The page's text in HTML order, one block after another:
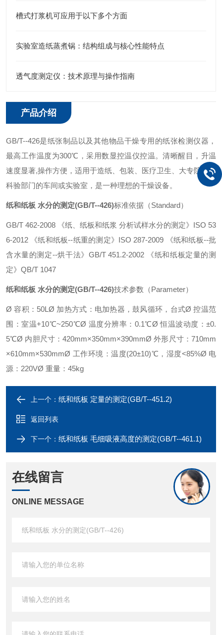
槽式打浆机可应用于以下多个方面
实验室造纸蒸煮锅：结构组成与核心性能特点
透气度测定仪：技术原理与操作指南
产品介绍
GB/T--426是纸张制品以及其他物品干燥专用的纸张检测仪器，
最高工作温度为300℃，采用数显控温仪控温。清晰醒目，升温
速度显著,操作方便，适用于造纸、包装、医疗卫生、大专院校和
科验部门的车间或实验室，是一种理想的干燥设备。
纸和纸板 水分的测定(GB/T--426)标准依据（Standard）
GB/T 462-2008 《纸、纸板和纸浆 分析试样水分的测定》 ISO 53
6-2012 《纸和纸板--纸重的测定》 ISO 287-2009 《纸和纸板--批
含水量的测定--烘干法》 GB/T 451.2-2002 《纸和纸板定量的测
定》 QB/T 1047
纸和纸板 水分的测定(GB/T--426)技术参数（Parameter）
Ø 容积：50LØ 加热方式：电加热器，鼓风循环，台式Ø 控温范
围：室温+10℃~250℃Ø 温度分辨率：0.1℃Ø 恒温波动度：±0.
5℃Ø 内胆尺寸：420mm×350mm×390mmØ 外形尺寸：710mm
×610mm×530mmØ 工作环境：温度(20±10)℃，湿度<85%Ø 电
源：220VØ 重量：45kg
上一个： 纸和纸板 定量的测定(GB/T--451.2)
返回列表
下一个： 纸和纸板 毛细吸液高度的测定(GB/T--461.1)
在线留言
ONLINE MESSAGE